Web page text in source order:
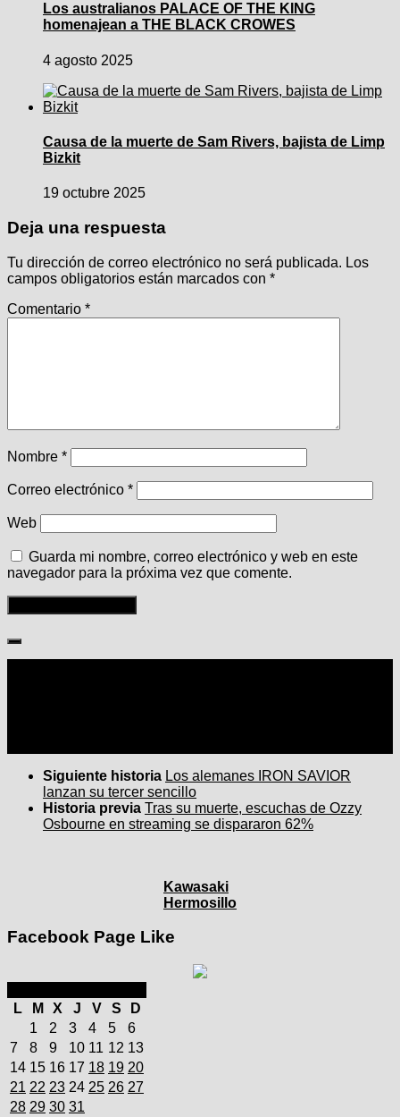
Los australianos PALACE OF THE KING
homenajean a THE BLACK CROWES
4 agosto 2025
Causa de la muerte de Sam Rivers, bajista de Limp
Bizkit
19 octubre 2025
Deja una respuesta
Tu dirección de correo electrónico no será publicada. Los
campos obligatorios están marcados con *
Comentario *
Nombre *
Correo electrónico *
Web
Guarda mi nombre, correo electrónico y web en este
navegador para la próxima vez que comente.
Siguiente historia Los alemanes IRON SAVIOR
lanzan su tercer sencillo
Historia previa Tras su muerte, escuchas de Ozzy
Osbourne en streaming se dispararon 62%
Kawasaki
Hermosillo
Facebook Page Like
L
M X J V S
D
1
2 3 4 5
6
7
8 9 10 11 12 13
14 15 16 17 18 19 20
21 22 23 24 25 26 27
28 29 30 31